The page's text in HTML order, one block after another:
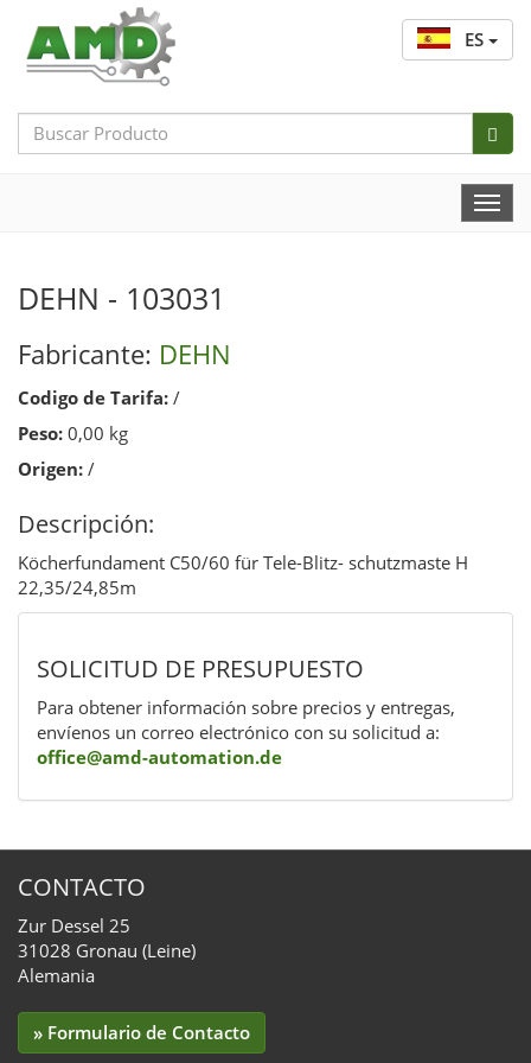
ES
Search
Bar
DEHN - 103031
Fabricante: DEHN
Codigo de Tarifa: /
Peso: 0,00 kg
Origen: /
Descripción:
Köcherfundament C50/60 für Tele-Blitz- schutzmaste H
22,35/24,85m
SOLICITUD DE PRESUPUESTO
Para obtener información sobre precios y entregas,
envíenos un correo electrónico con su solicitud a:
office@amd-automation.de
CONTACTO
Zur Dessel 25
31028 Gronau (Leine)
Alemania
» Formulario de Contacto